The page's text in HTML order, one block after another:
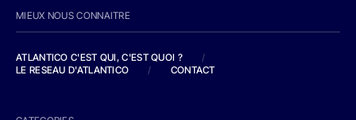
MIEUX NOUS CONNAITRE
ATLANTICO C'EST QUI, C'EST QUOI ?
/
LE RESEAU D'ATLANTICO
/ CONTACT